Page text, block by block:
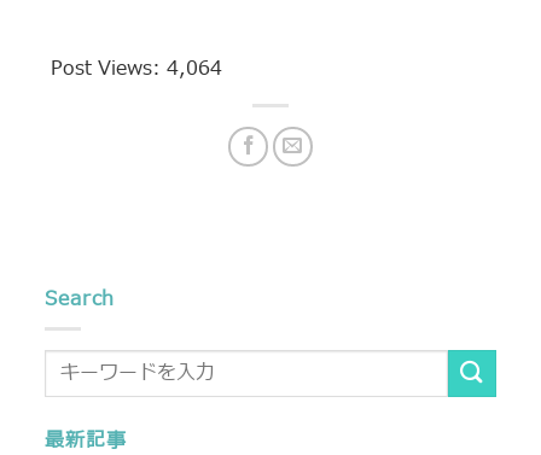
Post Views:4,064
Search
最新記事